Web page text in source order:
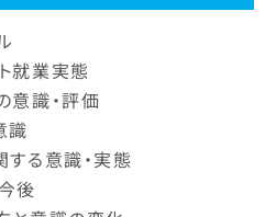
就業実態
意識・評価
識
する意識・実態
後